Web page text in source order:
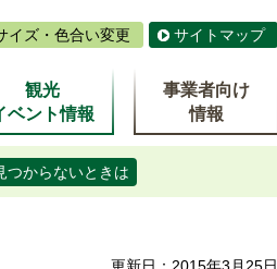
イズ・色合い変更 サイトマップ
観光
ベント情報
事業者向け
情報
つからないときは